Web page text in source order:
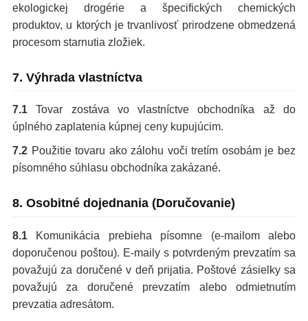
ekologickej drogérie a špecifických chemických
produktov, u ktorých je trvanlivosť prirodzene obmedzená
procesom starnutia zložiek.
7. Výhrada vlastníctva
7.1 Tovar zostáva vo vlastníctve obchodníka až do
úplného zaplatenia kúpnej ceny kupujúcim.
7.2 Použitie tovaru ako zálohu voči tretím osobám je bez
písomného súhlasu obchodníka zakázané.
8. Osobitné dojednania (Doručovanie)
8.1 Komunikácia prebieha písomne (e-mailom alebo
doporučenou poštou). E-maily s potvrdeným prevzatím sa
považujú za doručené v deň prijatia. Poštové zásielky sa
považujú za doručené prevzatím alebo odmietnutím
prevzatia adresátom.